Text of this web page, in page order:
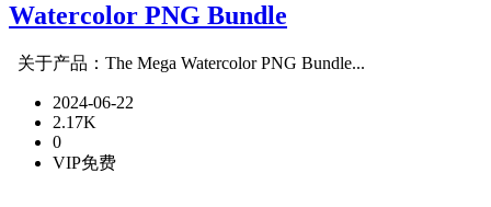
Watercolor PNG Bundle
关于产品：The Mega Watercolor PNG Bundle...
2024-06-22
2.17K
0
VIP免费